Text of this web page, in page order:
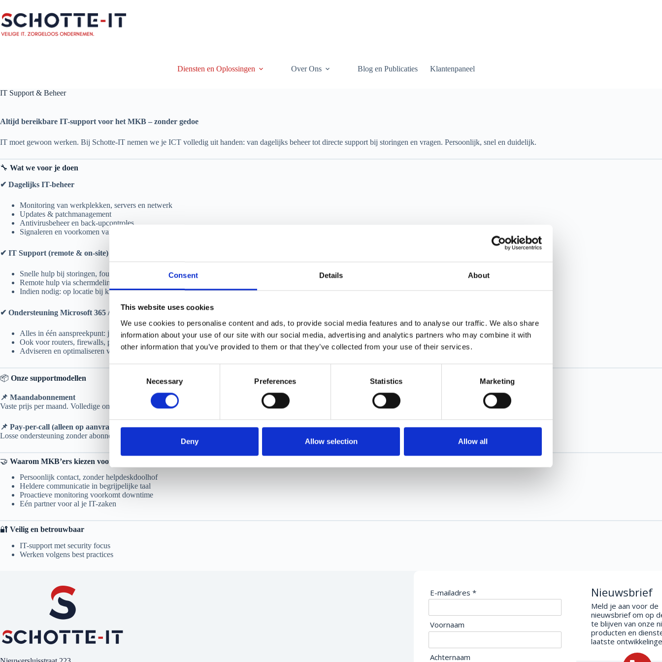
Consent Details About
This website uses cookies
We use cookies to personalise content and ads, to provide social media features and to analyse our traffic. We also share
information about your use of our site with our social media, advertising and analytics partners who may combine it with
other information that you’ve provided to them or that they’ve collected from your use of their services.
s
n
t
e
l
e
c
i
n
Necessary Preferences Statistics Marketing
Deny Allow selection Allow all
naar
de
inhoud
Diensten en Oplossingen Over Ons Blog en Publicaties Klantenpaneel
IT Support & Beheer
Altijd bereikbare IT-support voor het MKB – zonder gedoe
IT moet gewoon werken. Bij Schotte-IT nemen we je ICT volledig uit handen: van dagelijks beheer tot directe support bij storingen en vragen. Persoonlijk, snel en duidelijk.
🔧 Wat we voor je doen
✔ Dagelijks IT-beheer
Monitoring van werkplekken, servers en netwerk
Updates & patchmanagement
Antivirusbeheer en back-upcontroles
Signaleren en voorkomen van problemen vóórdat ze ontstaan
✔ IT Support (remote & on-site)
Snelle hulp bij storingen, foutmeldingen en gebruikersvragen
Remote hulp via schermdeling of telefonisch
Indien nodig: op locatie bij kritieke problemen
✔ Ondersteuning Microsoft 365 / e-mail / printers
Alles in één aanspreekpunt: jij belt, wij regelen
Ook voor routers, firewalls, printers of NAS-systemen
Adviseren en optimaliseren van je huidige setup
📦 Onze supportmodellen
📌 Maandabonnement
Vaste prijs per maand. Volledige ontzorging en altijd bereikbaar voor vragen en hulp.
📌 Pay-per-call (alleen op aanvraag)
Losse ondersteuning zonder abonnement. Niet standaard, maar bespreekbaar voor bestaande klanten.
🤝 Waarom MKB’ers kiezen voor Schotte-IT
Persoonlijk contact, zonder helpdeskdoolhof
Heldere communicatie in begrijpelijke taal
Proactieve monitoring voorkomt downtime
Eén partner voor al je IT-zaken
🔐 Veilig en betrouwbaar
IT-support met security focus
Werken volgens best practices
E-mailadres *
Voornaam
Achternaam
Nieuwsbrief
Meld je aan voor de
nieuwsbrief om op
te blijven van onze
producten en
laatste